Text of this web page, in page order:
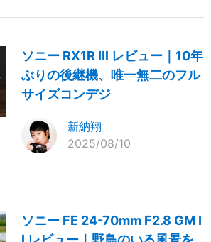
ソニー RX1R III レビュー｜10年
ぶりの後継機、唯一無二のフル
サイズコンデジ
新納翔
2025/08/10
ソニー FE 24-70mm F2.8 GM I